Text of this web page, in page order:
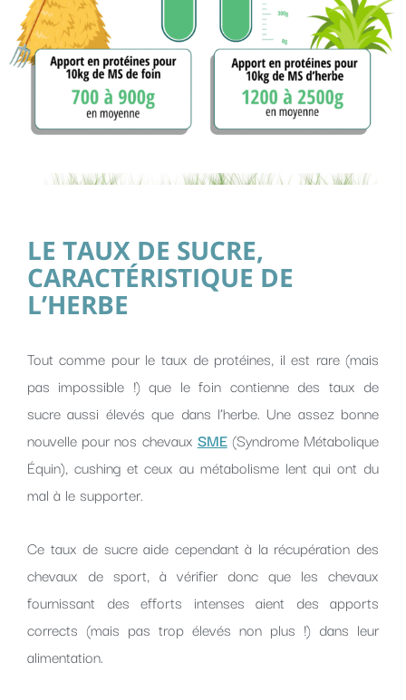
LE TAUX DE SUCRE,
CARACTÉRISTIQUE DE
L’HERBE
Tout comme pour le taux de protéines, il est rare (mais
pas impossible !) que le foin contienne des taux de
sucre aussi élevés que dans l’herbe. Une assez bonne
nouvelle pour nos chevaux SME(Syndrome Métabolique
Équin), cushing et ceux au métabolisme lent qui ont du
mal à le supporter.
Ce taux de sucre aide cependant à la récupération des
chevaux de sport, à vérifier donc que les chevaux
fournissant des efforts intenses aient des apports
corrects (mais pas trop élevés non plus !) dans leur
alimentation.